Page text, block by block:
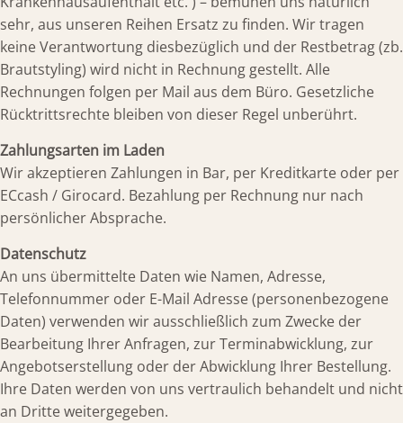
sehr, aus unseren Reihen Ersatz zu finden. Wir tragen
keine Verantwortung diesbezüglich und der Restbetrag (zb.
Brautstyling) wird nicht in Rechnung gestellt. Alle
Rechnungen folgen per Mail aus dem Büro. Gesetzliche
Rücktrittsrechte bleiben von dieser Regel unberührt.
Zahlungsarten im Laden
Wir akzeptieren Zahlungen in Bar, per Kreditkarte oder per
ECcash / Girocard. Bezahlung per Rechnung nur nach
persönlicher Absprache.
Datenschutz
An uns übermittelte Daten wie Namen, Adresse,
Telefonnummer oder E-Mail Adresse (personenbezogene
Daten) verwenden wir ausschließlich zum Zwecke der
Bearbeitung Ihrer Anfragen, zur Terminabwicklung, zur
Angebotserstellung oder der Abwicklung Ihrer Bestellung.
Ihre Daten werden von uns vertraulich behandelt und nicht
an Dritte weitergegeben.